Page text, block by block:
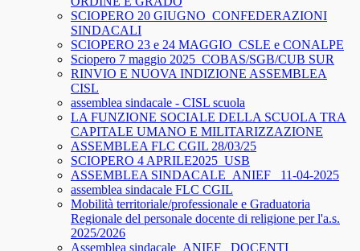
SCIOPERO 20 GIUGNO_CONFEDERAZIONI
SINDACALI
SCIOPERO 23 e 24 MAGGIO_CSLE e CONALPE
Sciopero 7 maggio 2025_COBAS/SGB/CUB SUR
RINVIO E NUOVA INDIZIONE ASSEMBLEA
CISL
assemblea sindacale - CISL scuola
LA FUNZIONE SOCIALE DELLA SCUOLA TRA
CAPITALE UMANO E MILITARIZZAZIONE
ASSEMBLEA FLC CGIL 28/03/25
SCIOPERO 4 APRILE2025_USB
ASSEMBLEA SINDACALE_ANIEF_ 11-04-2025
assemblea sindacale FLC CGIL
Mobilità territoriale/professionale e Graduatoria
Regionale del personale docente di religione per l'a.s.
2025/2026
Assemblea sindacale_ANIEF_ DOCENTI